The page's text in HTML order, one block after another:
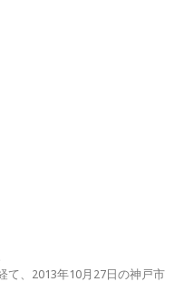
て、2013年10月27日の神戸市